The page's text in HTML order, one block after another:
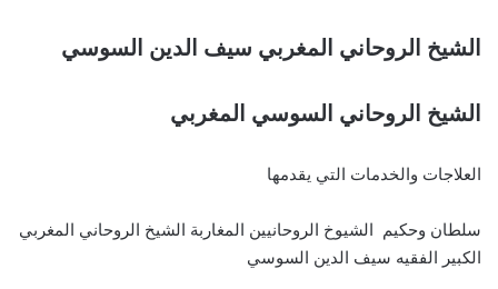
الشيخ الروحاني المغربي سيف الدين السوسي
الشيخ الروحاني السوسي المغربي
العلاجات والخدمات التي يقدمها
سلطان وحكيم الشيوخ الروحانيين المغاربة الشيخ الروحاني المغربي
الكبير الفقيه سيف الدين السوسي